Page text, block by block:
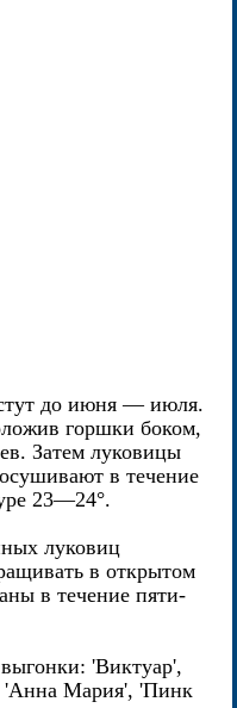
до июня — июля.
горшки боком,
Затем луковицы
в течение
23—24°.
луковиц
в открытом
в течение пяти-
'Виктуар',
'Анна Мария', 'Пинк